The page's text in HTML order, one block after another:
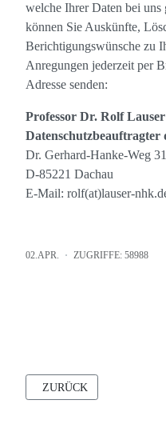
welche Ihrer Daten bei uns
können Sie Auskünfte,
Berichtigungswünsche zu
Anregungen jederzeit per
Adresse senden:
Professor Dr. Rolf Lauser
Datenschutzbeauftragter
Dr. Gerhard-Hanke-Weg 31
D-85221 Dachau
E-Mail: rolf(at)lauser-
02.APR. ZUGRIFFE: 58988
VORHERIGER
ZURÜCK